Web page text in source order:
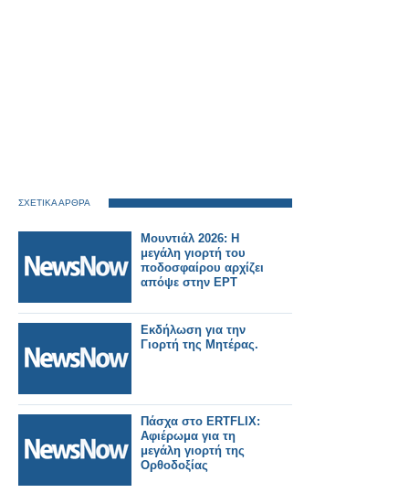
ΣΧΕΤΙΚΑ ΑΡΘΡΑ
Μουντιάλ 2026: H
μεγάλη γιορτή του
ποδοσφαίρου αρχίζει
απόψε στην ΕΡΤ
Εκδήλωση για την
Γιορτή της Μητέρας.
Πάσχα στο ERTFLIX:
Αφιέρωμα για τη
μεγάλη γιορτή της
Ορθοδοξίας